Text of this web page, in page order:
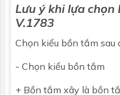
Lưu ý khi lựa chọn
V.1783
Chọn kiểu bồn tắm sau
- Chọn kiểu bồn tắm
+ Bồn tắm xây là bồn